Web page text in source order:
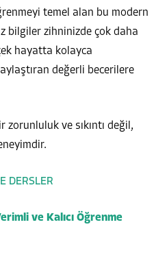
temel alan bu modern
bilgiler zihninizde çok daha
hayatta kolayca
değerli becerilere
ve sıkıntı değil,
ve Kalıcı Öğrenme